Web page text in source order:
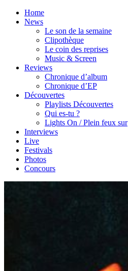
Home
News
Le son de la semaine
Clipothèque
Le coin des reprises
Music & Screen
Reviews
Chronique d’album
Chronique d’EP
Découvertes
Playlists Découvertes
Qui es-tu ?
Lights On / Plein feux sur
Interviews
Live
Festivals
Photos
Concours